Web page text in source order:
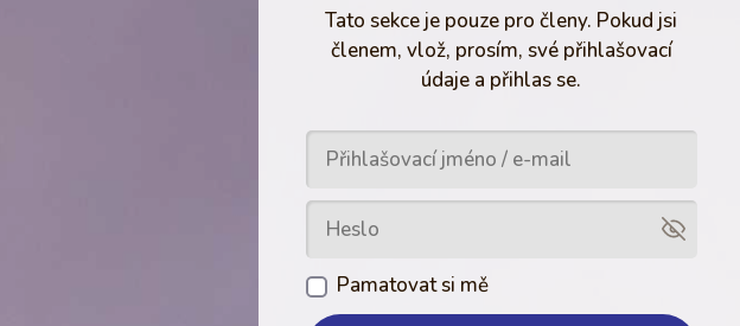
Tato sekce je pouze pro členy. Pokud jsi
členem, vlož, prosím, své přihlašovací
údaje a přihlas se.
Pamatovat si mě